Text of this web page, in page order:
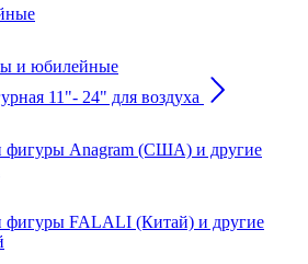
и юбилейные
11"- 24" для воздуха
Anagram (США) и другие
FALALI (Китай) и другие